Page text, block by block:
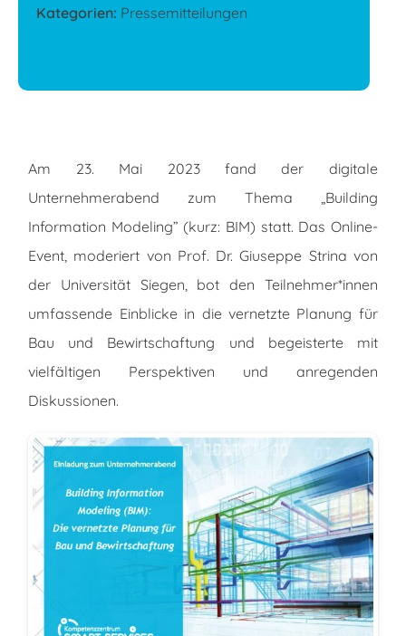
Kategorien: Pressemitteilungen
Am 23. Mai 2023 fand der digitale
Unternehmerabend zum Thema „Building
Information Modeling” (kurz: BIM) statt. Das Online-
Event, moderiert von Prof. Dr. Giuseppe Strina von
der Universität Siegen, bot den Teilnehmer*innen
umfassende Einblicke in die vernetzte Planung für
Bau und Bewirtschaftung und begeisterte mit
vielfältigen Perspektiven und anregenden
Diskussionen.